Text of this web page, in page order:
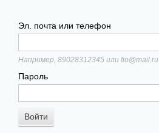
Эл. почта или телефон
Например, 89028312345 или fio@mail.ru
Пароль